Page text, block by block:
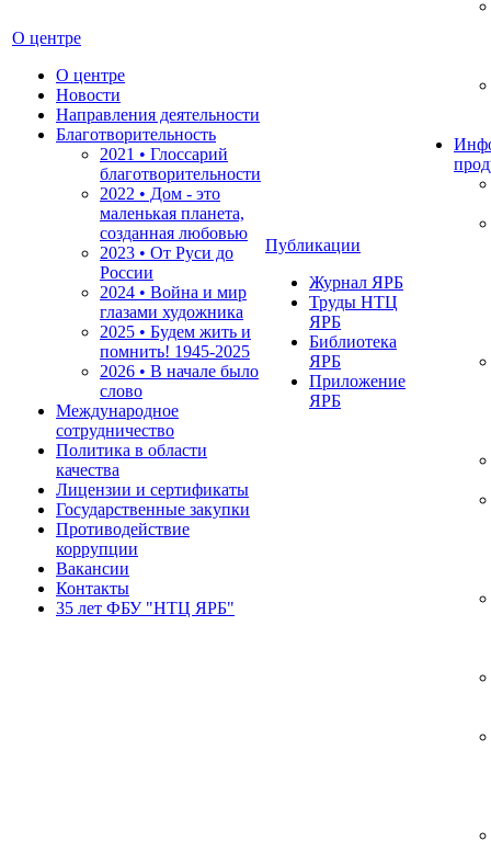
О центре
О центре
Новости
Направления деятельности
Благотворительность
2021 • Глоссарий
благотворительности
2022 • Дом - это
маленькая планета,
созданная любовью
2023 • От Руси до
России
2024 • Война и мир
глазами художника
2025 • Будем жить и
помнить! 1945-2025
2026 • В начале было
слово
Международное
сотрудничество
Политика в области
качества
Лицензии и сертификаты
Государственные закупки
Противодействие
коррупции
Вакансии
Контакты
35 лет ФБУ "НТЦ ЯРБ"
Публикации
Журнал ЯРБ
Труды НТЦ
ЯРБ
Библиотека
ЯРБ
Приложение
ЯРБ